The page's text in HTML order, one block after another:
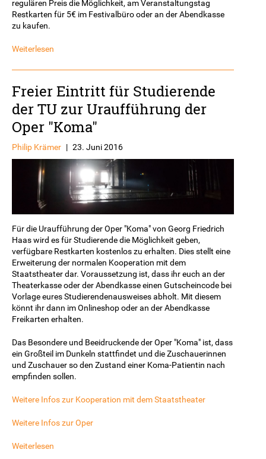
regulären Preis die Möglichkeit, am Veranstaltungstag
Restkarten für 5€ im Festivalbüro oder an der Abendkasse
zu kaufen.
Weiterlesen
Freier Eintritt für Studierende
der TU zur Uraufführung der
Oper "Koma"
Philip Krämer | 23. Juni 2016
Für die Uraufführung der Oper "Koma" von Georg Friedrich
Haas wird es für Studierende die Möglichkeit geben,
verfügbare Restkarten kostenlos zu erhalten. Dies stellt eine
Erweiterung der normalen Kooperation mit dem
Staatstheater dar. Voraussetzung ist, dass ihr euch an der
Theaterkasse oder der Abendkasse einen Gutscheincode bei
Vorlage eures Studierendenausweises abholt. Mit diesem
könnt ihr dann im Onlineshop oder an der Abendkasse
Freikarten erhalten.
Das Besondere und Beeidruckende der Oper "Koma" ist, dass
ein Großteil im Dunkeln stattfindet und die Zuschauerinnen
und Zuschauer so den Zustand einer Koma-Patientin nach
empfinden sollen.
Weitere Infos zur Kooperation mit dem Staatstheater
Weitere Infos zur Oper
Weiterlesen